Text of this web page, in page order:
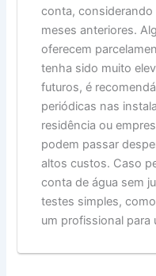
conta,
meses anteriores.
oferecem
tenha sido muito
futuros, é
periódicas nas
residência ou
podem passar
altos custos. Caso
conta de água sem
testes simples,
um profissional para